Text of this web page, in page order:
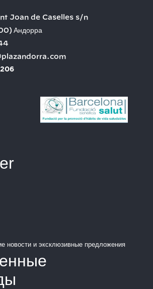
Joan de Caselles s/n
Андорра
новости и эксклюзивные предложения